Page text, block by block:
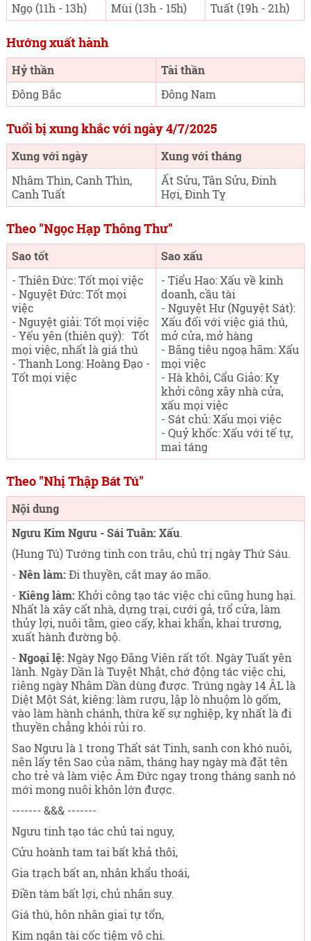
Ngọ (11h - 13h)
Mùi (13h - 15h) Tuất (19h - 21h)
Hướng xuất hành
Hỷ thần
Tài thần
Đông Bắc
Đông Nam
Tuổi bị xung khắc với ngày 4/7/2025
Xung với ngày
Xung với tháng
Nhâm Thìn, Canh Thìn,
Canh Tuất
Ất Sửu, Tân Sửu, Đinh
Hợi, Đinh Tỵ
Theo "Ngọc Hạp Thông Thư"
Sao tốt
Sao xấu
- Thiên Đức: Tốt mọi việc
- Nguyệt Đức: Tốt mọi
việc
- Nguyệt giải: Tốt mọi việc
- Yếu yên (thiên quý): Tốt
mọi việc, nhất là giá thú
- Thanh Long: Hoàng Đạo -
Tốt mọi việc
- Tiểu Hao: Xấu về kinh
doanh, cầu tài
- Nguyệt Hư (Nguyệt Sát):
Xấu đối với việc giá thú,
mở cửa, mở hàng
- Băng tiêu ngoạ hãm: Xấu
mọi việc
- Hà khôi, Cẩu Giảo: Kỵ
khởi công xây nhà cửa,
xấu mọi việc
- Sát chủ: Xấu mọi việc
- Quỷ khốc: Xấu với tế tự,
mai táng
Theo "Nhị Thập Bát Tú"
Nội dung
Ngưu Kim Ngưu - Sái Tuân: Xấu.
(Hung Tú) Tướng tinh con trâu, chủ trị ngày Thứ Sáu.
- Nên làm: Đi thuyền, cắt may áo mão.
- Kiêng làm: Khởi công tạo tác việc chi cũng hung hại.
Nhất là xây cất nhà, dựng trại, cưới gả, trổ cửa, làm
thủy lợi, nuôi tằm, gieo cấy, khai khẩn, khai trương,
xuất hành đường bộ.
- Ngoại lệ: Ngày Ngọ Đăng Viên rất tốt. Ngày Tuất yên
lành. Ngày Dần là Tuyệt Nhật, chớ động tác việc chi,
riêng ngày Nhâm Dần dùng được. Trúng ngày 14 ÂL là
Diệt Một Sát, kiêng: làm rượu, lập lò nhuộm lò gốm,
vào làm hành chánh, thừa kế sự nghiệp, kỵ nhất là đi
thuyền chẳng khỏi rủi ro.
Sao Ngưu là 1 trong Thất sát Tinh, sanh con khó nuôi,
nên lấy tên Sao của năm, tháng hay ngày mà đặt tên
cho trẻ và làm việc Âm Đức ngay trong tháng sanh nó
mới mong nuôi khôn lớn được.
------- &&& -------
Ngưu tinh tạo tác chủ tai nguy,
Cửu hoành tam tai bất khả thôi,
Gia trạch bất an, nhân khẩu thoái,
Điền tàm bất lợi, chủ nhân suy.
Giá thú, hôn nhân giai tự tổn,
Kim ngân tài cốc tiệm vô chi.